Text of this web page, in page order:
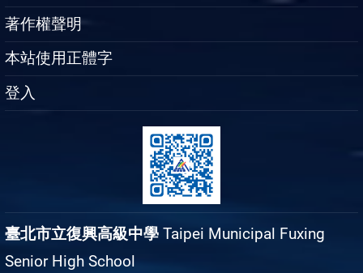
著作權聲明
本站使用正體字
登入
臺北市立復興高級中學 Taipei Municipal Fuxing
Senior High School